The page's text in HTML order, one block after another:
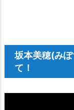
坂本美穂(み
て！